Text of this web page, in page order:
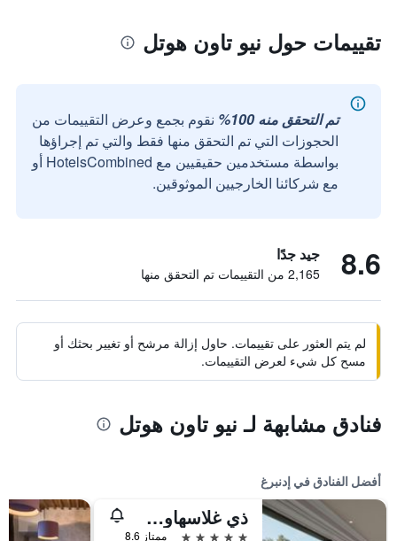
تقييمات حول نيو تاون هوتل
تم التحقق منه 100%
نقوم بجمع وعرض التقييمات من
الحجوزات التي تم التحقق منها فقط والتي تم إجراؤها
بواسطة مستخدمين حقيقيين مع HotelsCombined أو
مع شركائنا الخارجيين الموثوقين.
8.6 جيد جدًا
2,165 من التقييمات تم التحقق منها
لم يتم العثور على تقييمات. حاول إزالة مرشح أو تغيير بحثك أو
مسح كل شيء لعرض التقييمات.
فنادق مشابهة لـ نيو تاون هوتل
أفضل الفنادق في إدنبرغ
ذي غلاسهاوس، أوتوغراف كولكشن
5 نجوم ممتاز 8.6